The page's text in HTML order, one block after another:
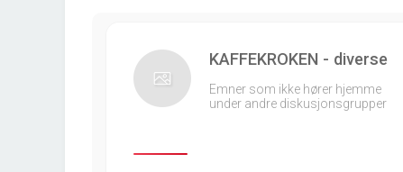
KAFFEKROKEN - diverse
Emner som ikke hører hjemme
under andre diskusjonsgrupper